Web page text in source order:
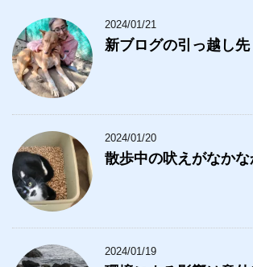
2024/01/21
新ブログの引っ越し先
2024/01/20
散歩中の吠えがなか
2024/01/19